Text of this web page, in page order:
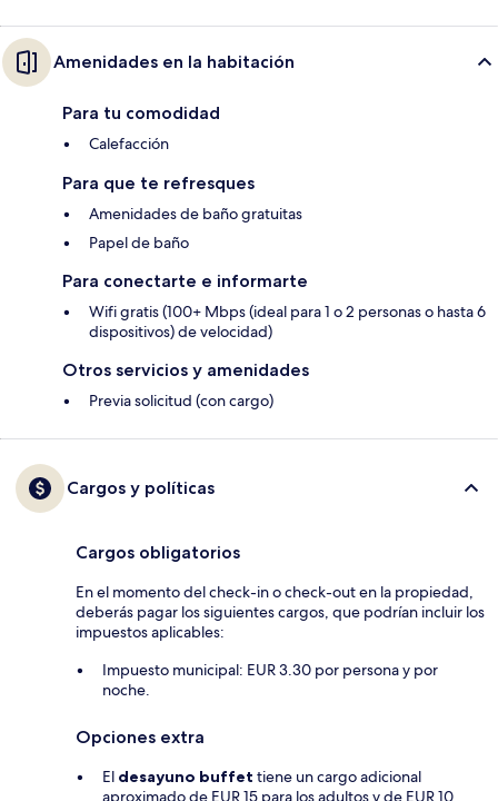
Amenidades en la habitación
Para tu comodidad
Calefacción
Para que te refresques
Amenidades de baño gratuitas
Papel de baño
Para conectarte e informarte
Wifi gratis (100+ Mbps (ideal para 1 o 2 personas o hasta 6
dispositivos) de velocidad)
Otros servicios y amenidades
Previa solicitud (con cargo)
Cargos y políticas
Cargos obligatorios
En el momento del check-in o check-out en la propiedad,
deberás pagar los siguientes cargos, que podrían incluir los
impuestos aplicables:
Impuesto municipal: EUR 3.30 por persona y por
noche.
Opciones extra
El desayuno buffet tiene un cargo adicional
aproximado de EUR 15 para los adultos y de EUR 10